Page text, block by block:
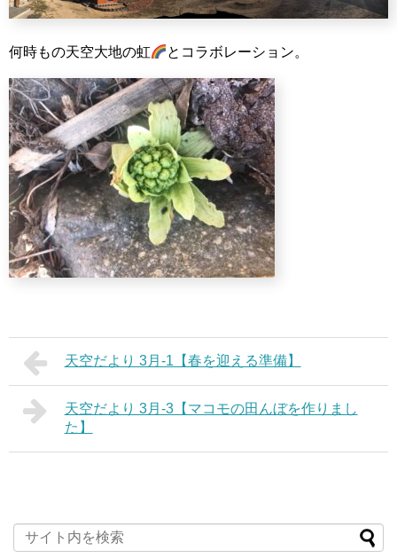
何時もの天空大地の虹 とコラボレーション。
天空だより 3月-1【春を迎える準備】
天空だより 3月-3【マコモの田んぼを作りまし
た】